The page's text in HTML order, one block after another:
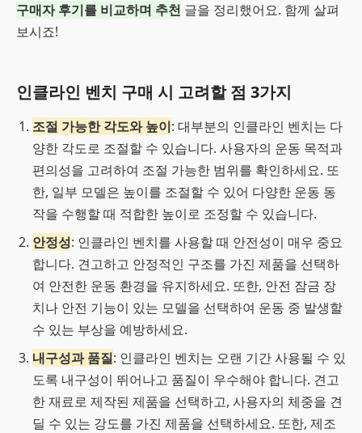
구매자 후기를 비교하며 추천 글을 정리했어요. 함께 살펴
보시죠!
인클라인 벤치 구매 시 고려할 점 3가지
조절 가능한 각도와 높이: 대부분의 인클라인 벤치는 다
양한 각도로 조절할 수 있습니다. 사용자의 운동 목적과
편의성을 고려하여 조절 가능한 범위를 확인하세요. 또
한, 일부 모델은 높이를 조절할 수 있어 다양한 운동 동
작을 수행할 때 적합한 높이로 조정할 수 있습니다.
안정성: 인클라인 벤치를 사용할 때 안전성이 매우 중요
합니다. 견고하고 안정적인 구조를 가진 제품을 선택하
여 안전한 운동 환경을 유지하세요. 또한, 안전 잠금 장
치나 안전 기능이 있는 모델을 선택하여 운동 중 발생할
수 있는 부상을 예방하세요.
내구성과 품질: 인클라인 벤치는 오랜 기간 사용될 수 있
도록 내구성이 뛰어나고 품질이 우수해야 합니다. 견고
한 재료로 제작된 제품을 선택하고, 사용자의 체중을 견
딜 수 있는 강도를 가진 제품을 선택하세요. 또한, 제조